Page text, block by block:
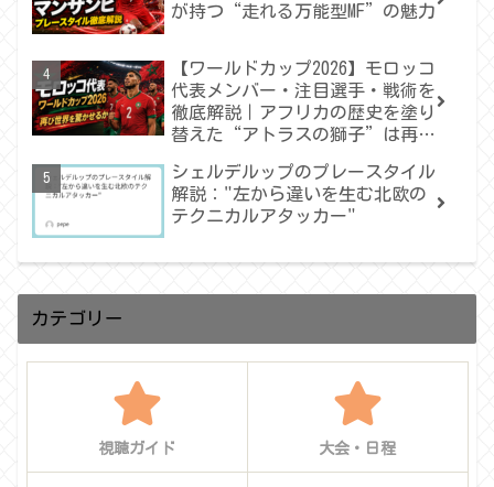
が持つ“走れる万能型MF”の魅力
【ワールドカップ2026】モロッコ
代表メンバー・注目選手・戦術を
徹底解説｜アフリカの歴史を塗り
替えた“アトラスの獅子”は再び
シェルデルップのプレースタイル
解説："左から違いを生む北欧の
テクニカルアタッカー"
カテゴリー
視聴ガイド 大会・日程